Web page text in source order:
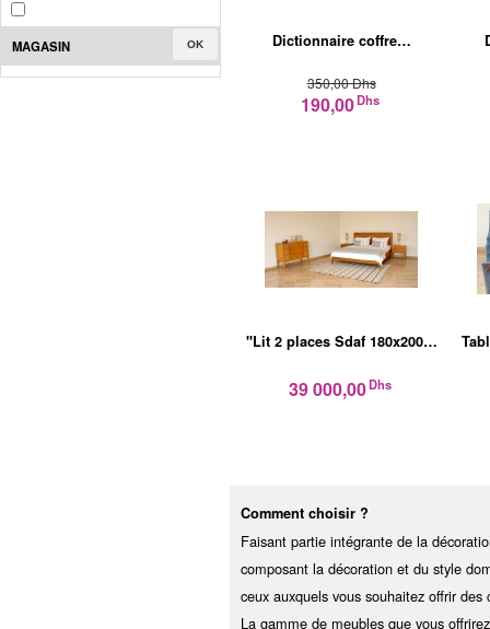
MAGASIN OK Dictionnaire coffre…
350,00 Dhs
190,00Dhs
"Lit 2 places Sdaf 180x200…
39 000,00Dhs
Comment choisir ?
Faisant partie intégrante de la
composant la décoration et du style
ceux auxquels vous souhaitez offrir
La gamme de meubles que vous